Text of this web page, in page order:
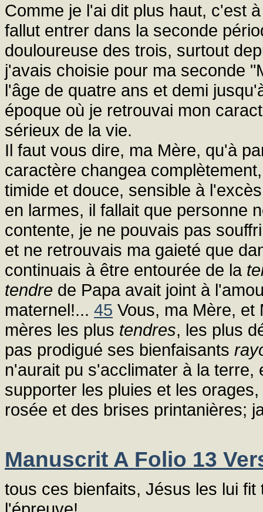
Comme je l'ai dit plus haut, c'est
fallut entrer dans la seconde
douloureuse des trois, surtout
j'avais choisie pour ma seconde
l'âge de quatre ans et demi
époque où je retrouvai mon
sérieux de la vie.
Il faut vous dire, ma Mère, qu'à
caractère changea
timide et douce, sensible à
en larmes, il fallait que personne
contente, je ne pouvais pas
et ne retrouvais ma gaieté que
continuais à être entourée de la
tendre de Papa avait joint à
maternel!... 45 Vous, ma Mère, et
mères les plus tendres, les plus
pas prodigué ses bienfaisants
n'aurait pu s'acclimater à la
supporter les pluies et les
rosée et des brises printanières;
Manuscrit A Folio 13
tous ces bienfaits, Jésus les lui